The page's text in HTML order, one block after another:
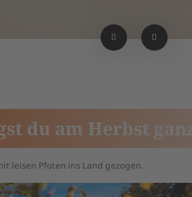
du am Herbst
leisen Pfoten ins Land gezogen.